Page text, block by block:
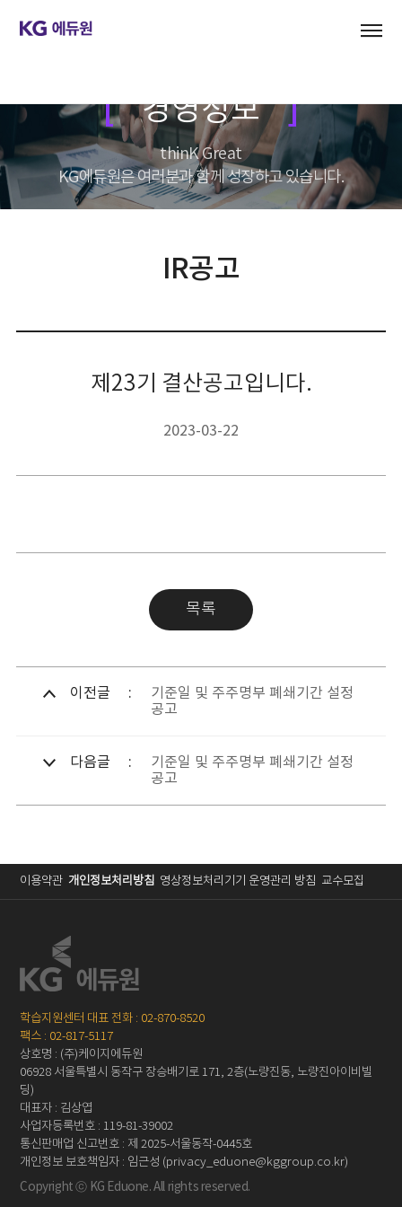
경영정보
thinK Great
KG에듀원은 여러분과 함께 성장하고 있습니다.
IR공고
제23기 결산공고입니다.
2023-03-22
목록
이전글
기준일 및 주주명부 폐쇄기간 설정
공고
다음글
기준일 및 주주명부 폐쇄기간 설정
공고
이용약관 개인정보처리방침 영상정보처리기기 운영관리 방침 교수모집
학습지원센터 대표 전화 : 02-870-8520
팩스 : 02-817-5117
상호명 : (주)케이지에듀원
06928 서울특별시 동작구 장승배기로 171, 2층(노량진동, 노량진아이비빌
딩)
대표자 : 김상엽
사업자등록번호 : 119-81-39002
통신판매업 신고번호 : 제 2025-서울동작-0445호
개인정보 보호책임자 : 임근성 (privacy_eduone@kggroup.co.kr)
Copyright ⓒ KG Eduone. All rights reserved.